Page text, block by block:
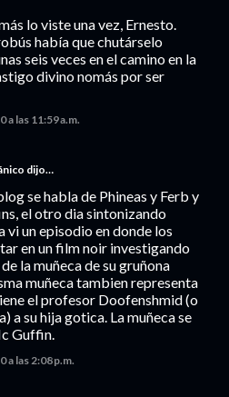
lo viste una vez, Ernesto.
había que chutárselo
seis veces en el camino en la
divino nomás por ser
a las 11:59 a.m.
dijo…
se habla de Phineas y Ferb y
el otro dia sintonizando
vi un episodio en donde los
en un film noir investigando
la muñeca de su gruñona
muñeca tambien representa
el profesor Doofenshmid (o
a su hija gotica. La muñeca se
Guffin.
a las 2:08 p.m.